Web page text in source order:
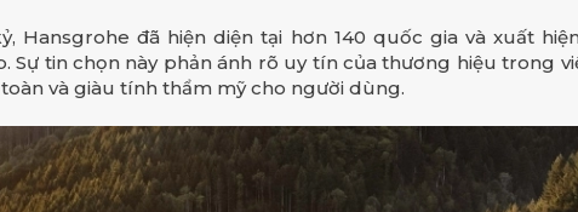
Hansgrohe đã hiện diện tại hơn 140 quốc gia và xuất
Sự tin chọn này phản ánh rõ uy tín của thương hiệu trong
và giàu tính thẩm mỹ cho người dùng.